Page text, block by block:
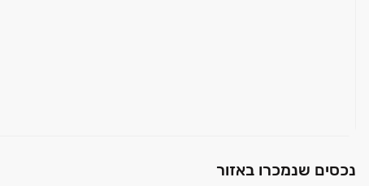
נכסים שנמכרו באזור